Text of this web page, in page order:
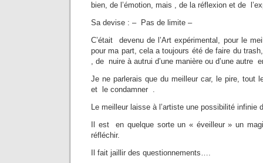
bien, de l’émotion, mais , de la réflexion et de
Sa devise : – Pas de limite –
C’était devenu de l’Art expérimental, pour le
pour ma part, cela a toujours été de faire du
, de nuire à autrui d’une manière ou d’une autre
Je ne parlerais que du meilleur car, le pire, tout
et le condamner .
Le meilleur laisse à l’artiste une possibilité infinie
Il est en quelque sorte un « éveilleur » un
réfléchir.
Il fait jaillir des questionnements….